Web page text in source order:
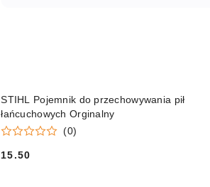
STIHL Pojemnik do przechowywania pił
łańcuchowych Orginalny
(0)
Cena:
15.50